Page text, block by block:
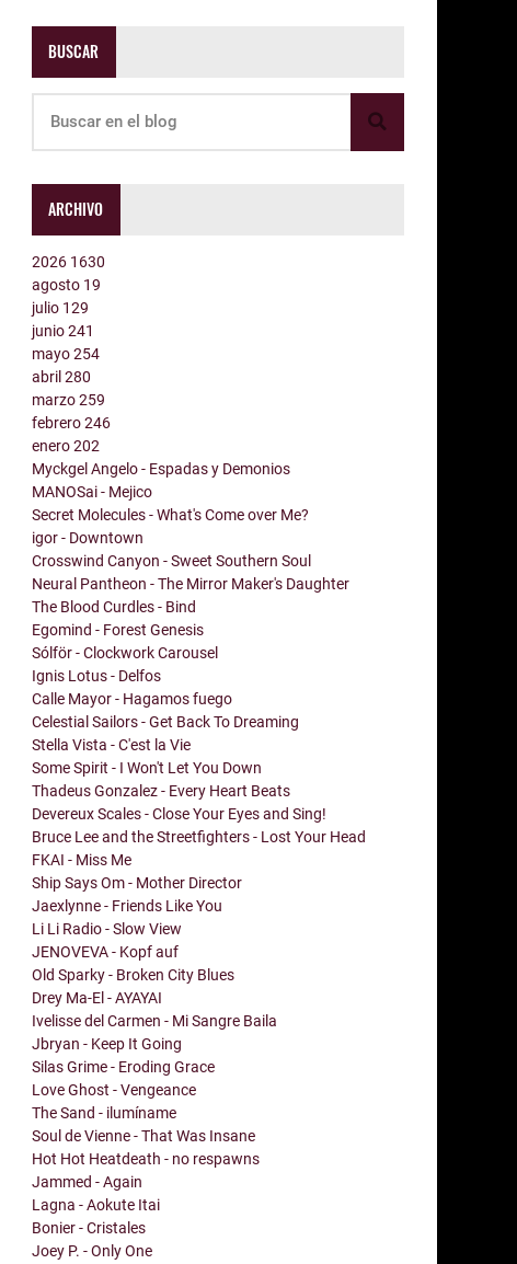
BUSCAR
ARCHIVO
2026 1630
agosto 19
julio 129
junio241
mayo254
abril280
marzo259
febrero246
enero202
Myckgel Angelo - Espadas y Demonios
MANOSai - Mejico
Secret Molecules - What's Come over Me?
igor - Downtown
Crosswind Canyon - Sweet Southern Soul
Neural Pantheon - The Mirror Maker's Daughter
The Blood Curdles - Bind
Egomind - Forest Genesis
Sólför - Clockwork Carousel
Ignis Lotus - Delfos
Calle Mayor - Hagamos fuego
Celestial Sailors - Get Back To Dreaming
Stella Vista - C'est la Vie
Some Spirit - I Won't Let You Down
Thadeus Gonzalez - Every Heart Beats
Devereux Scales - Close Your Eyes and Sing!
Bruce Lee and the Streetfighters - Lost Your Head
FKAI - Miss Me
Ship Says Om - Mother Director
Jaexlynne - Friends Like You
Li Li Radio - Slow View
JENOVEVA - Kopf auf
Old Sparky - Broken City Blues
Drey Ma-El - AYAYAI
Ivelisse del Carmen - Mi Sangre Baila
Jbryan - Keep It Going
Silas Grime - Eroding Grace
Love Ghost - Vengeance
The Sand - ilumíname
Soul de Vienne - That Was Insane
Hot Hot Heatdeath - no respawns
Jammed - Again
Lagna - Aokute Itai
Bonier - Cristales
Joey P. - Only One